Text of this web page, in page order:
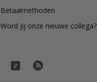
Betaalmethoden
Word jij onze nieuwe collega?